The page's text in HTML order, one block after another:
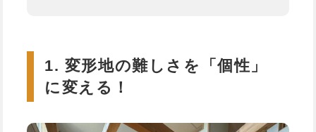
1. 変形地の難しさを「個性」
に変える！